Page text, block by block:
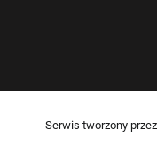
Serwis tworzony